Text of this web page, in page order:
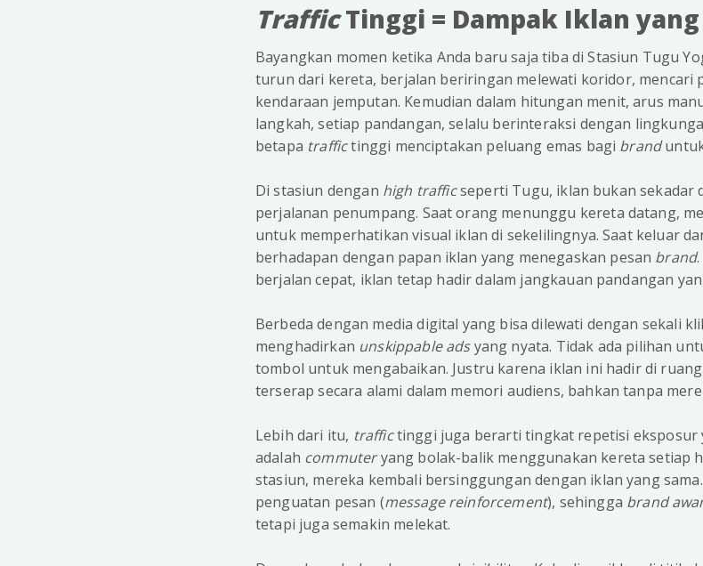
TrafficTinggi = Dampak Iklan
Bayangkan momen ketika Anda baru saja tiba di Stasiun Tugu
turun dari kereta, berjalan beriringan melewati koridor, mencari
kendaraan jemputan. Kemudian dalam hitungan menit, arus
langkah, setiap pandangan, selalu berinteraksi dengan
betapa traffictinggi menciptakan peluang emas bagi brand
Di stasiun dengan high trafficseperti Tugu, iklan bukan sekadar
perjalanan penumpang. Saat orang menunggu kereta datang,
untuk memperhatikan visual iklan di sekelilingnya. Saat keluar
berhadapan dengan papan iklan yang menegaskan pesan brand
berjalan cepat, iklan tetap hadir dalam jangkauan pandangan
Berbeda dengan media digital yang bisa dilewati dengan sekali
menghadirkan unskippable adsyang nyata. Tidak ada pilihan
tombol untuk mengabaikan. Justru karena iklan ini hadir di
terserap secara alami dalam memori audiens, bahkan tanpa
Lebih dari itu, traffictinggi juga berarti tingkat repetisi eksposur
adalah commuteryang bolak-balik menggunakan kereta setiap
stasiun, mereka kembali bersinggungan dengan iklan yang
penguatan pesan (message reinforcement), sehingga brand
tetapi juga semakin melekat.